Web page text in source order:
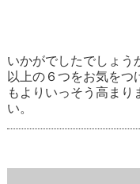
いかがでしたでしょう
以上の６つをお気を
もよりいっそう高まり
い。